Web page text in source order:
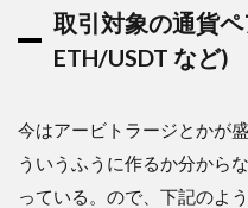
取引対象の通貨ペ
ETH/USDT など)
今はアービトラージとかが
ういうふうに作るか分から
っている。ので、下記のよ